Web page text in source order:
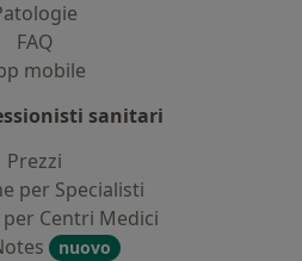
FAQ
mobile
sanitari
Prezzi
per Specialisti
Centri Medici
nuovo